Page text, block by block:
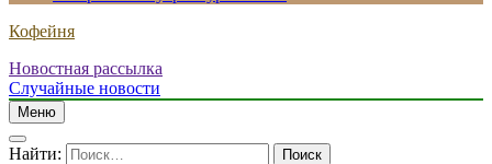
Кофейня
Новостная рассылка
Случайные новости
Меню
Найти: